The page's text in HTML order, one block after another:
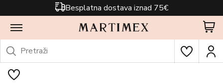
Besplatna dostava iznad 75€